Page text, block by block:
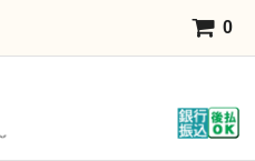
0